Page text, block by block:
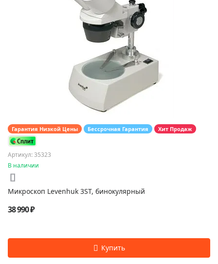
Гарантия Низкой Цены Бессрочная Гарантия Хит Продаж
Артикул: 35323
В наличии
Микроскоп Levenhuk 3ST, бинокулярный
38 990 ₽